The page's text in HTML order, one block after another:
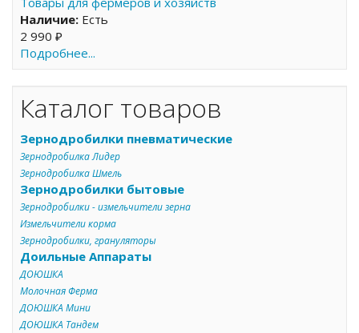
Наличие: Есть
2 990 ₽
Подробнее...
Каталог товаров
Зернодробилки пневматические
Зернодробилка Лидер
Зернодробилка Шмель
Зернодробилки бытовые
Зернодробилки - измельчители зерна
Измельчители корма
Зернодробилки, грануляторы
Доильные Аппараты
ДОЮШКА
Молочная Ферма
ДОЮШКА Мини
ДОЮШКА Тандем